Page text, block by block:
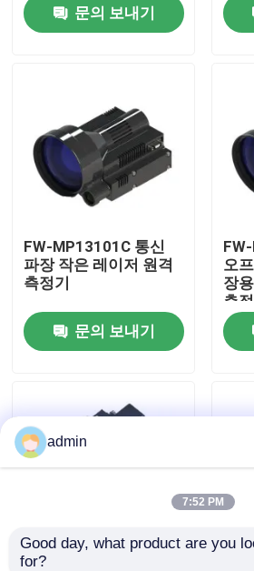
비디오
공장 투어
품질 관리
뉴스
인용 을 요청 하십시오
항공 부분
문의 보내기
FW-MP13101C 통신
파장 작은 레이저 원격
측정기
문의 보내기
오
장
측
소형 레이저 원격 측정
admin
7:52 PM
Good day, what product are you
for?